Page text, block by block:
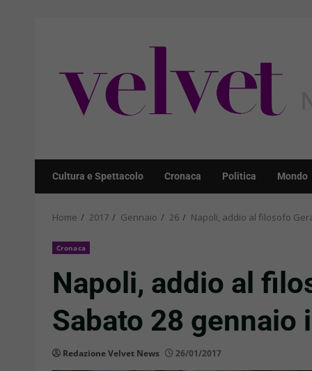
Cultura e Spettacolo Cronaca Politica Mondo
Home 2017 Gennaio 26 Napoli, addio al filosofo
Cronaca
Napoli, addio al
Sabato 28 gennaio
Redazione Velvet News 26/01/2017